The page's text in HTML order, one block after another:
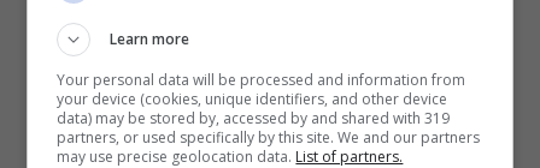
Dente del Gigante
Rochefort
Su entrambe le montagne è presente un
Learn more
Your personal data will be processed and information from
your device (cookies, unique identifiers, and other device
data) may be stored by, accessed by and shared with 319
partners, or used specifically by this site. We and our partners
may use precise geolocation data. List of partners.